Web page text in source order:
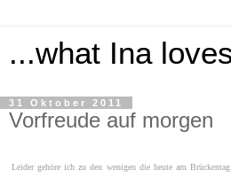
...what Ina
31 Oktober 2011
Vorfreude auf morgen
Leider gehöre ich zu den wenigen die heute am